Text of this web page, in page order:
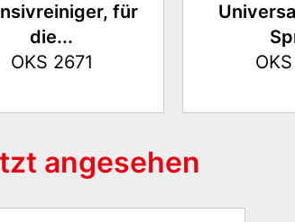
für
die...
OKS 2671
angesehen